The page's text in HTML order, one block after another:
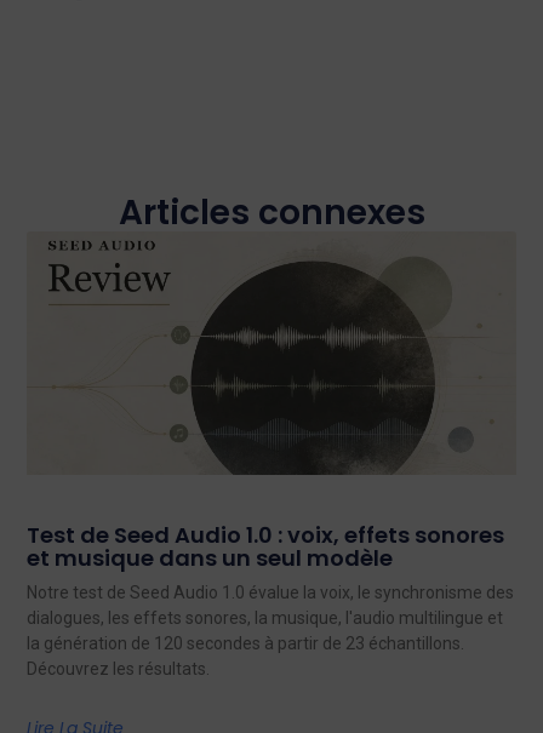
Articles connexes
Test de Seed Audio 1.0 : voix, effets sonores
et musique dans un seul modèle
Notre test de Seed Audio 1.0 évalue la voix, le synchronisme des
dialogues, les effets sonores, la musique, l'audio multilingue et
la génération de 120 secondes à partir de 23 échantillons.
Découvrez les résultats.